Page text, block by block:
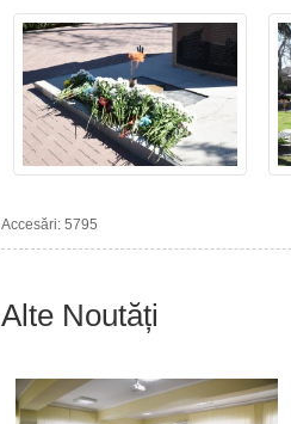
Accesări: 5795
Alte Noutăți